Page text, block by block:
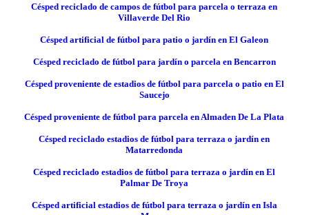
Césped reciclado de campos de fútbol para parcela o terraza en
Villaverde Del Rio
Césped artificial de fútbol para patio o jardín en El Galeon
Césped reciclado de fútbol para jardín o parcela en Bencarron
Césped proveniente de estadios de fútbol para parcela o patio en El
Saucejo
Césped proveniente de fútbol para parcela en Almaden De La Plata
Césped reciclado estadios de fútbol para terraza o jardín en
Matarredonda
Césped reciclado estadios de fútbol para terraza o jardín en El
Palmar De Troya
Césped artificial estadios de fútbol para terraza o jardín en Isla